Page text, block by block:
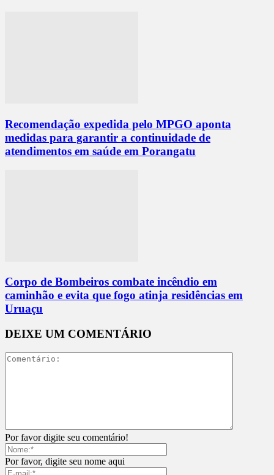
Recomendação expedida pelo MPGO aponta
medidas para garantir a continuidade de
atendimentos em saúde em Porangatu
Corpo de Bombeiros combate incêndio em
caminhão e evita que fogo atinja residências em
Uruaçu
DEIXE UM COMENTÁRIO
Por favor digite seu comentário!
Por favor, digite seu nome aqui